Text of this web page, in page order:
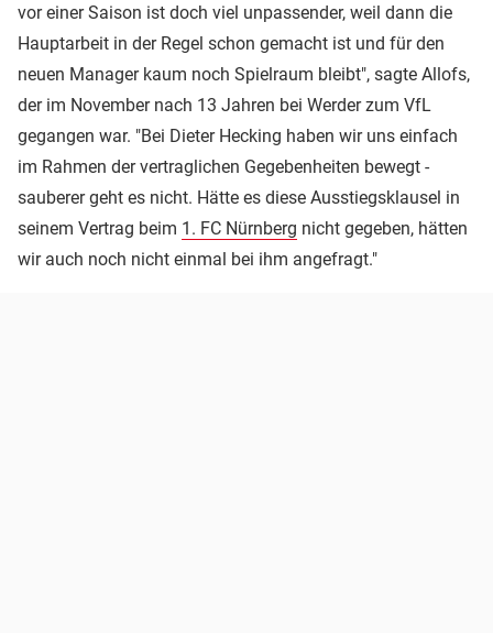
vor einer Saison ist doch viel unpassender, weil dann die
Hauptarbeit in der Regel schon gemacht ist und für den
neuen Manager kaum noch Spielraum bleibt", sagte Allofs,
der im November nach 13 Jahren bei Werder zum VfL
gegangen war. "Bei Dieter Hecking haben wir uns einfach
im Rahmen der vertraglichen Gegebenheiten bewegt -
sauberer geht es nicht. Hätte es diese Ausstiegsklausel in
seinem Vertrag beim 1. FC Nürnberg nicht gegeben, hätten
wir auch noch nicht einmal bei ihm angefragt."